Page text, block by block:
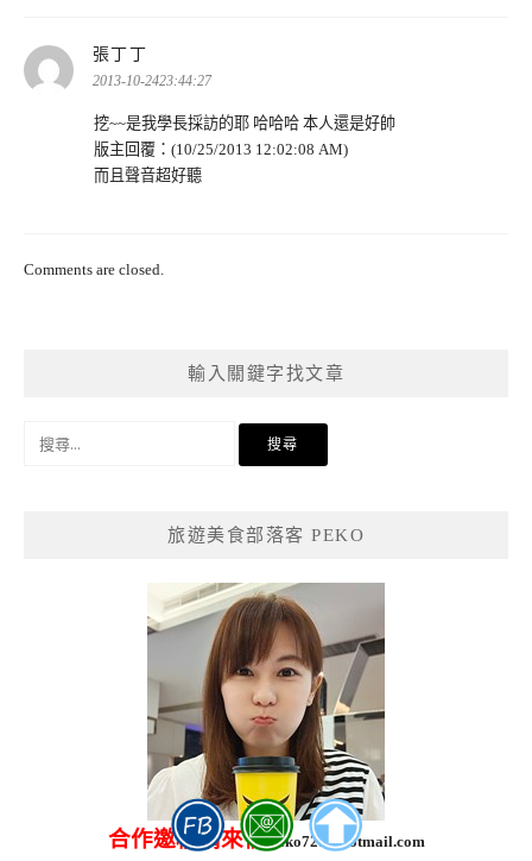
張丁丁
示:
2013-10-2423:44:27
挖~~是我學長採訪的耶 哈哈哈 本人還是好帥
版主回覆：(10/25/2013 12:02:08 AM)
而且聲音超好聽
Comments are closed.
輸入關鍵字找文章
旅遊美食部落客 PEKO
合作邀稿請來信 peko721@hotmail.com